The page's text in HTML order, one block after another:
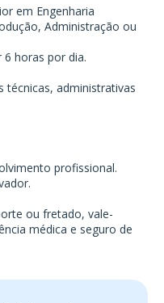
em Engenharia
Administração ou
6 horas por dia.
técnicas, administrativas
profissional.
ou fretado, vale-
médica e seguro de